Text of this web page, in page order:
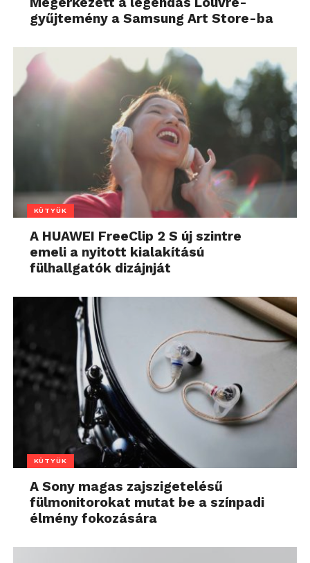
gyűjtemény a Samsung Art Store-ba
KÜTYÜK
A HUAWEI FreeClip 2 S új szintre
emeli a nyitott kialakítású
fülhallgatók dizájnját
KÜTYÜK
A Sony magas zajszigetelésű
fülmonitorokat mutat be a színpadi
élmény fokozására